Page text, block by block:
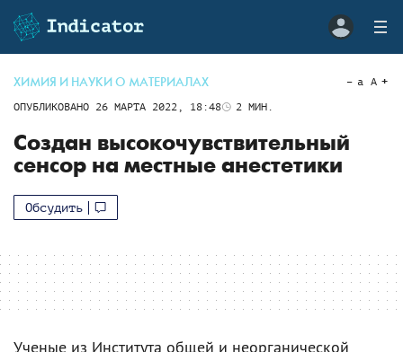
ХИМИЯ И НАУКИ О МАТЕРИАЛАХ
ОПУБЛИКОВАНО 26 МАРТА 2022, 18:48 2 МИН.
a A
Создан высокочувствительный
сенсор на местные анестетики
Обсудить
Ученые из Института общей и неорганической